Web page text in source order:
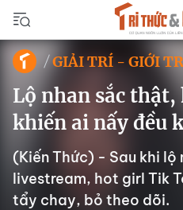
GIẢI TRÍ - GIỚI
Lộ nhan sắc
khiến ai nấy đều
(Kiến Thức) - Sau khi
livestream, hot girl Tik
tẩy chay, bỏ theo dõi.